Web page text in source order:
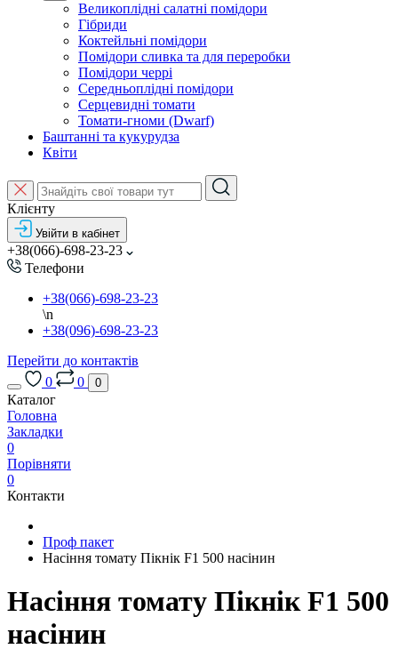
Великоплідні салатні помідори
Гібриди
Коктейльні помідори
Помідори сливка та для переробки
Помідори черрі
Середньоплідні помідори
Серцевидні томати
Томати-гноми (Dwarf)
Баштанні та кукурудза
Квіти
Клієнту
Увійти в кабінет
+38(066)-698-23-23
Телефони
+38(066)-698-23-23
\n
+38(096)-698-23-23
Перейти до контактів
0
0 0
Каталог
Головна
Закладки
0
Порівняти
0
Контакти
Проф пакет
Насіння томату Пікнік F1 500 насінин
Насіння томату Пікнік F1 500
насінин